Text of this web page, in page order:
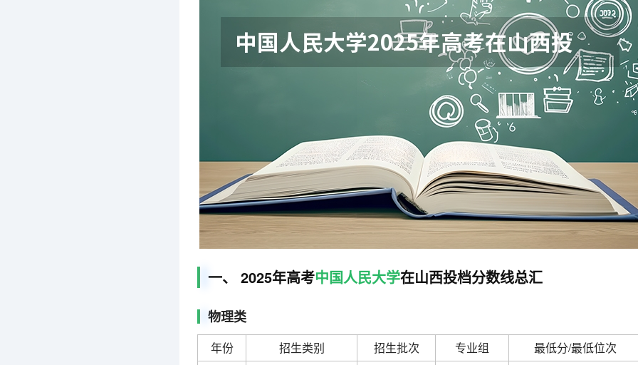
一、 2025年高考中国人民大学在山西投档分数线总汇
物理类
年份 招生类别 招生批次 专业组
最低分/最低位次